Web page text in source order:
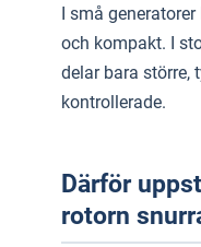
I små
och kompakt. I
delar bara större,
kontrollerade.
Därför
rotorn